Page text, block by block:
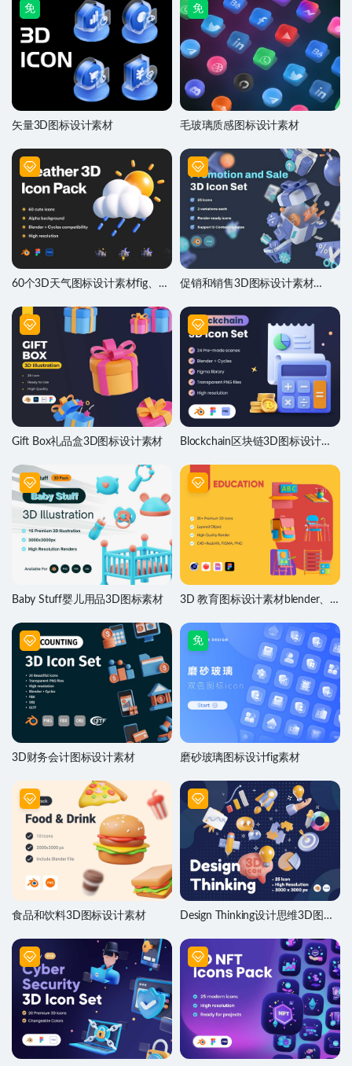
免
矢量3D图标设计素材
免
毛玻璃质感图标设计素材
60个3D天气图标设计素材fig、
促销和销售3D图标设计素材
Gift Box礼品盒3D图标设计素材
Blockchain区块链3D图标设计素
Baby Stuff婴儿用品3D图标素材
3D 教育图标设计素材blender、
3D财务会计图标设计素材
免
磨砂玻璃图标设计fig素材
食品和饮料3D图标设计素材
Design Thinking设计思维3D图标